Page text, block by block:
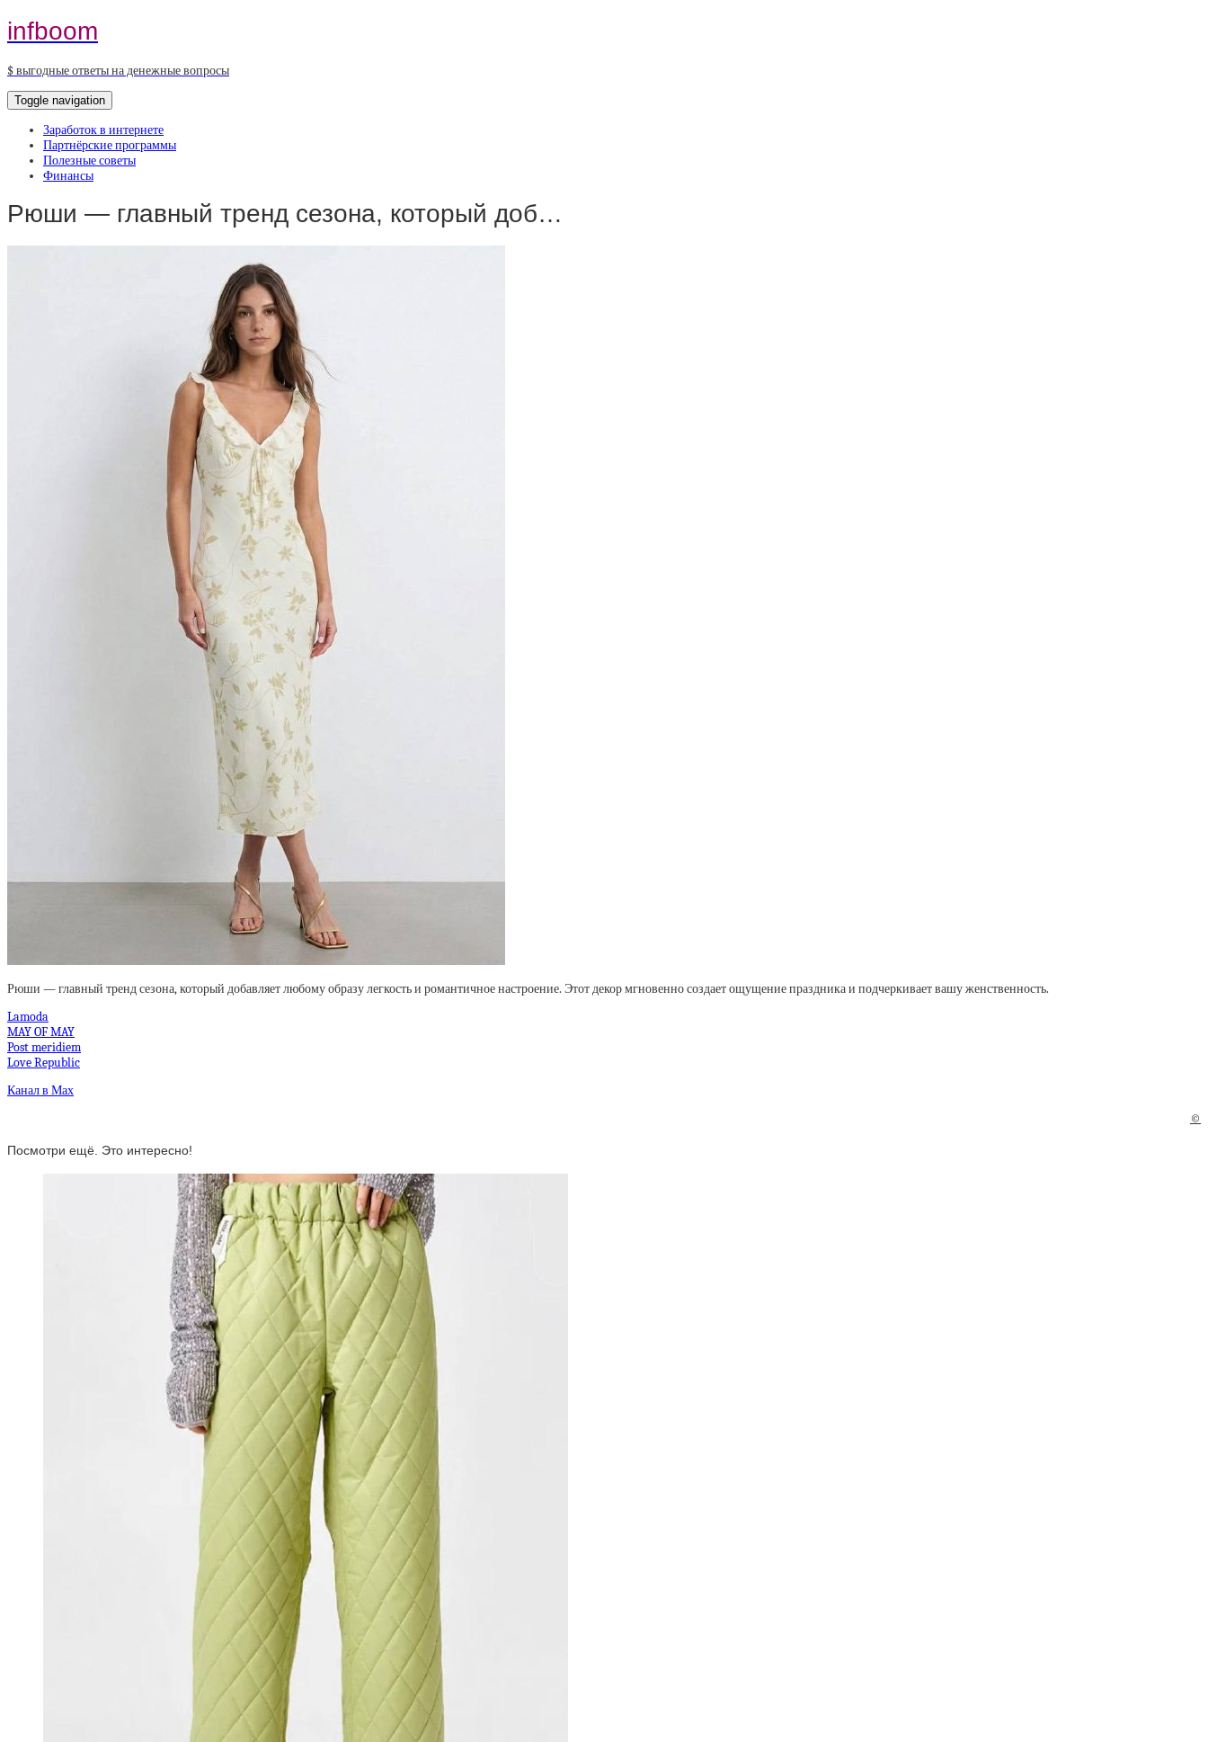
infboom
$ выгодные ответы на денежные вопросы
Toggle navigation
Заработок в интернете
Партнёрские программы
Полезные советы
Финансы
Рюши — главный тренд сезона, который доб…
Рюши — главный тренд сезона, который добавляет любому образу легкость и романтичное настроение. Этот декор мгновенно создает ощущение праздника и подчеркивает вашу женственность.
Lamoda
MAY OF MAY
Post meridiem
Love Republic
Канал в Мах
©
Посмотри ещё. Это интересно!